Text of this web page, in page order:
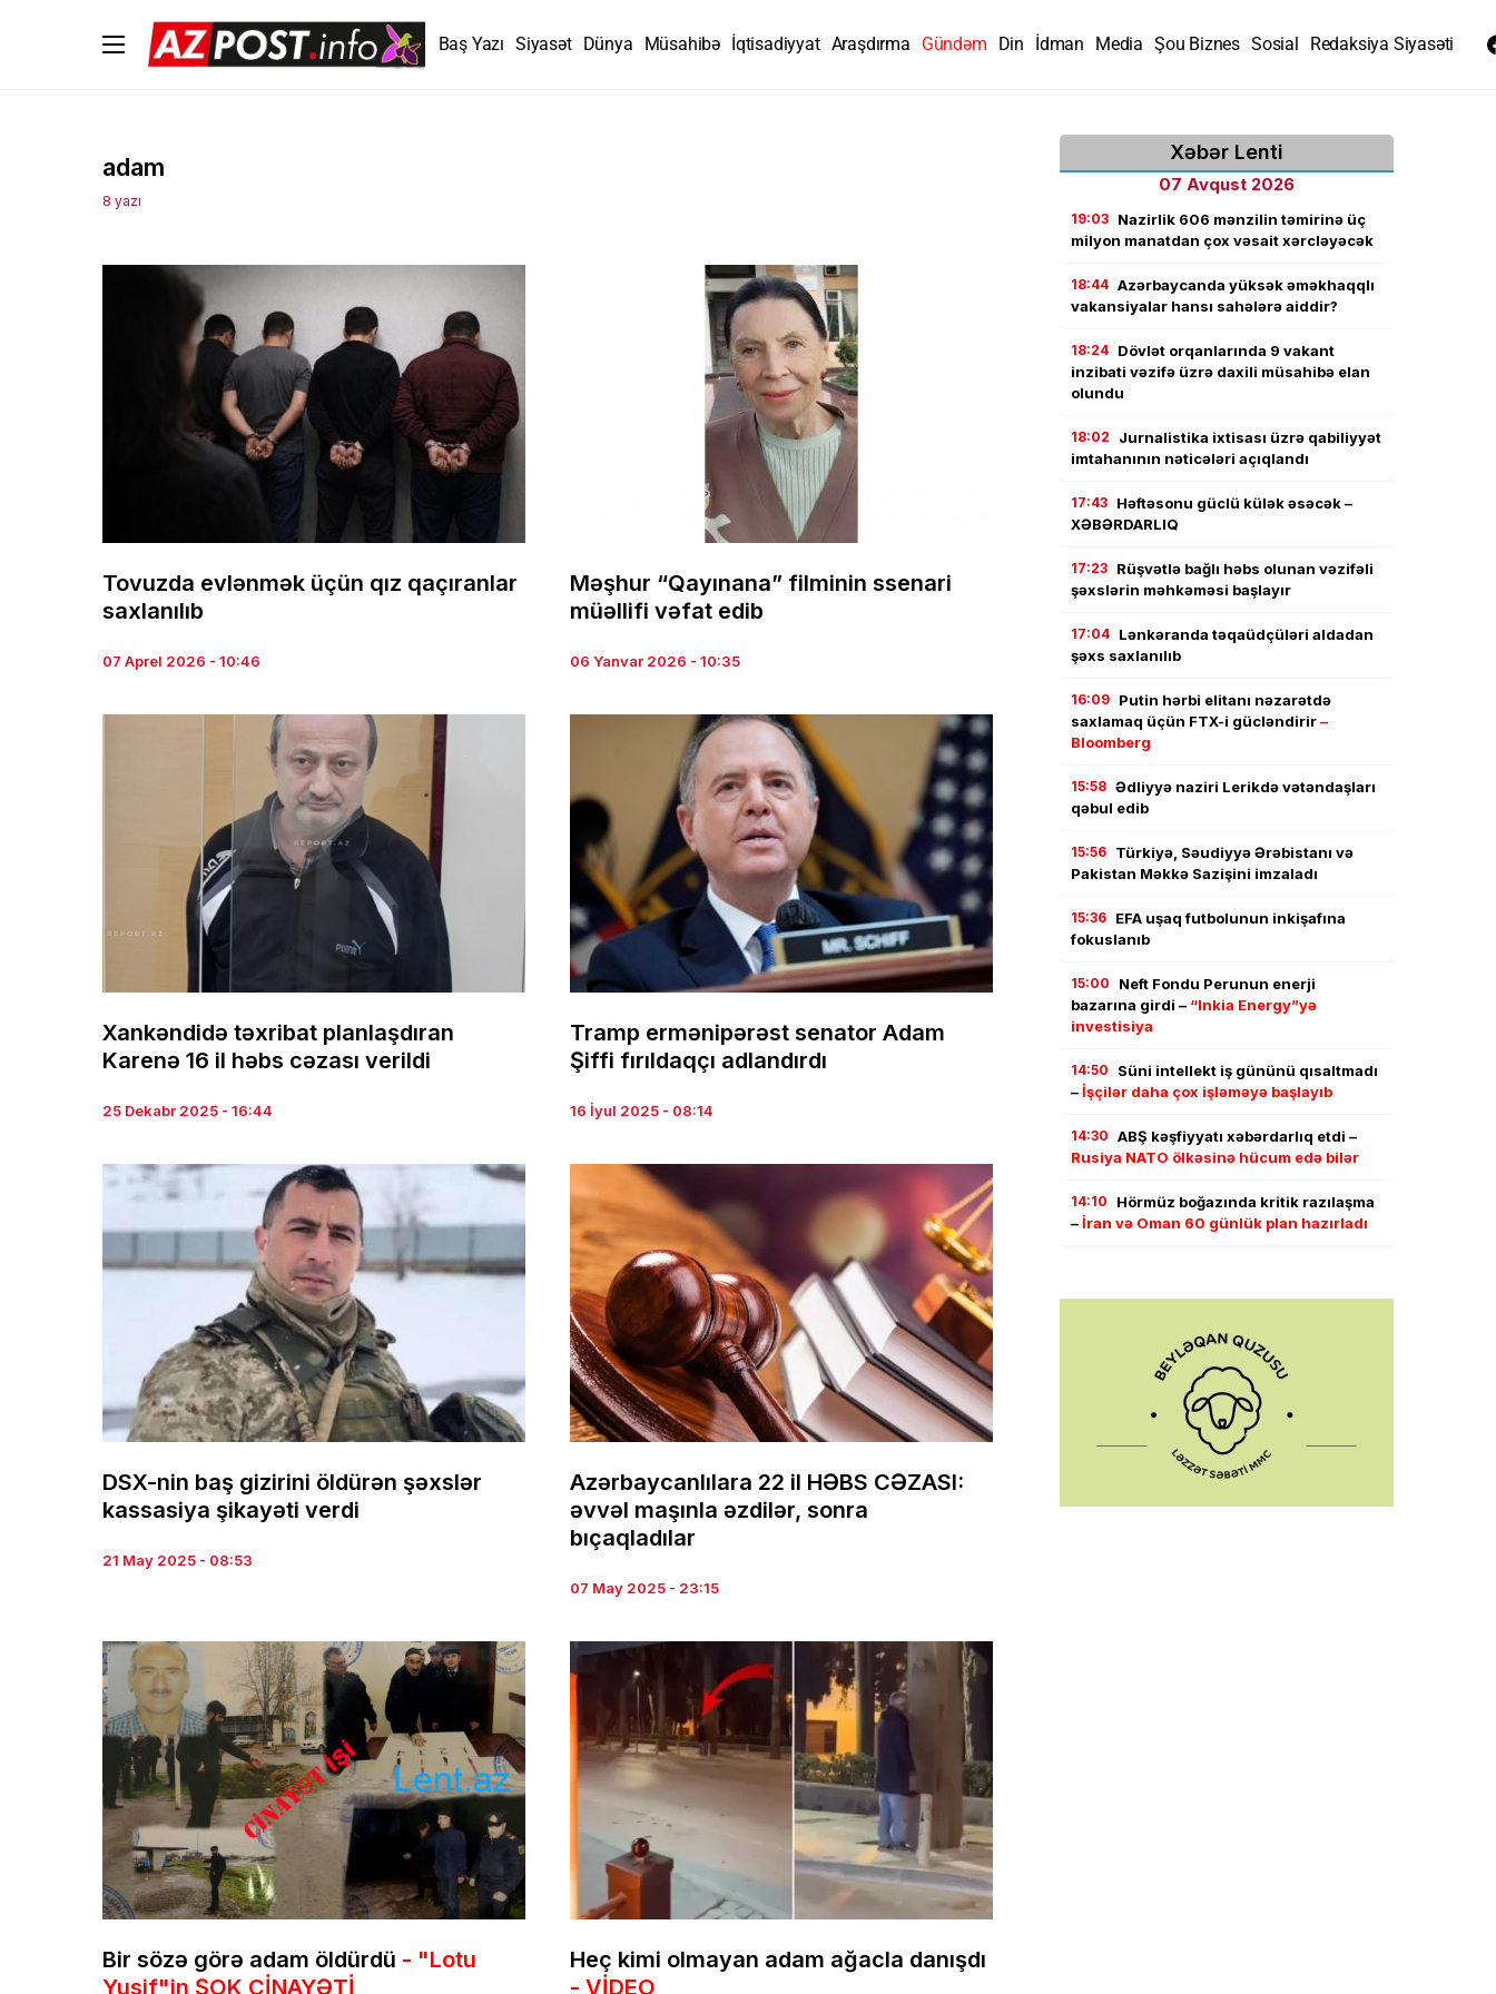
Baş Yazı Siyasət Dünya Müsahibə İqtisadiyyat Araşdırma Gündəm Din İdman Media Şou Biznes Sosial Redaksiya Siyasəti
adam
8 yazı
Tovuzda evlənmək üçün qız qaçıranlar
saxlanılıb
07 Aprel 2026 - 10:46
Məşhur “Qayınana” filminin ssenari
müəllifi vəfat edib
06 Yanvar 2026 - 10:35
Xankəndidə təxribat planlaşdıran
Karenə 16 il həbs cəzası verildi
25 Dekabr 2025 - 16:44
Tramp ermənipərəst senator Adam
Şiffi fırıldaqçı adlandırdı
16 İyul 2025 - 08:14
DSX-nin baş gizirini öldürən şəxslər
kassasiya şikayəti verdi
21 May 2025 - 08:53
Azərbaycanlılara 22 il HƏBS CƏZASI:
əvvəl maşınla əzdilər, sonra
bıçaqladılar
07 May 2025 - 23:15
Bir sözə görə adam öldürdü - "Lotu
Yusif"in ŞOK CİNAYƏTİ
Heç kimi olmayan adam ağacla danışdı
- VİDEO
Xəbər Lenti
07 Avqust 2026
19:03 Nazirlik 606 mənzilin təmirinə üç
milyon manatdan çox vəsait xərcləyəcək
18:44 Azərbaycanda yüksək əməkhaqqlı
vakansiyalar hansı sahələrə aiddir?
18:24 Dövlət orqanlarında 9 vakant
inzibati vəzifə üzrə daxili müsahibə elan
olundu
18:02
Jurnalistika ixtisası üzrə qabiliyyət
imtahanının nəticələri açıqlandı
17:43 Həftəsonu güclü külək əsəcək –
XƏBƏRDARLIQ
17:23 Rüşvətlə bağlı həbs olunan vəzifəli
şəxslərin məhkəməsi başlayır
17:04 Lənkəranda təqaüdçüləri aldadan
şəxs saxlanılıb
16:09 Putin hərbi elitanı nəzarətdə
saxlamaq üçün FTX-i gücləndirir–
Bloomberg
15:58 Ədliyyə naziri Lerikdə vətəndaşları
qəbul edib
15:56 Türkiyə, Səudiyyə Ərəbistanı və
Pakistan Məkkə Sazişini imzaladı
15:36 EFA uşaq futbolunun inkişafına
fokuslanıb
15:00
Neft Fondu Perunun enerji
bazarına girdi – “Inkia Energy”yə
investisiya
14:50
Süni intellekt iş gününü qısaltmadı
–İşçilər daha çox işləməyə başlayıb
14:30 ABŞ kəşfiyyatı xəbərdarlıq etdi –
Rusiya NATO ölkəsinə hücum edə bilər
14:10
Hörmüz boğazında kritik razılaşma
–İran və Oman 60 günlük plan hazırladı